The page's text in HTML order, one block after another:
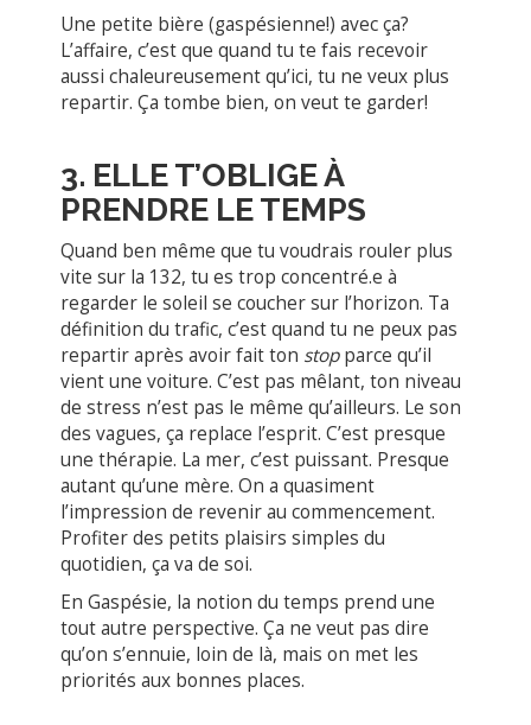
Une petite bière (gaspésienne!) avec ça?
L’affaire, c’est que quand tu te fais recevoir
aussi chaleureusement qu’ici, tu ne veux plus
repartir. Ça tombe bien, on veut te garder!
3. ELLE T’OBLIGE À
PRENDRE LE TEMPS
Quand ben même que tu voudrais rouler plus
vite sur la 132, tu es trop concentré.e à
regarder le soleil se coucher sur l’horizon. Ta
définition du trafic, c’est quand tu ne peux pas
repartir après avoir fait ton stopparce qu’il
vient une voiture. C’est pas mêlant, ton niveau
de stress n’est pas le même qu’ailleurs. Le son
des vagues, ça replace l’esprit. C’est presque
une thérapie. La mer, c’est puissant. Presque
autant qu’une mère. On a quasiment
l’impression de revenir au commencement.
Profiter des petits plaisirs simples du
quotidien, ça va de soi.
En Gaspésie, la notion du temps prend une
tout autre perspective. Ça ne veut pas dire
qu’on s’ennuie, loin de là, mais on met les
priorités aux bonnes places.